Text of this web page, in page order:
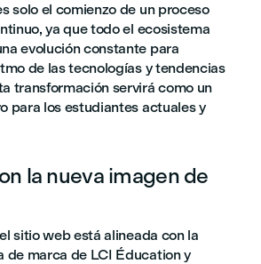
solo el comienzo de un proceso
ya que todo el ecosistema
evolución constante para
de las tecnologías y tendencias
transformación servirá como un
para los estudiantes actuales y
la nueva imagen de
sitio web está alineada con la
de marca de LCI Éducation y